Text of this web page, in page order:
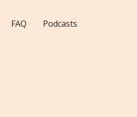
FAQ Podcasts